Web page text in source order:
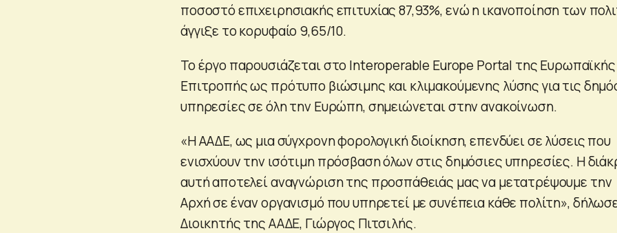
ποσοστό επιχειρησιακής επιτυχίας 87,93%, ενώ η ικανοποίηση των
άγγιξε το κορυφαίο 9,65/10.
Το έργο παρουσιάζεται στο Interoperable Europe Portal της Ευρωπαϊκής
Επιτροπής ως πρότυπο βιώσιμης και κλιμακούμενης λύσης για τις
υπηρεσίες σε όλη την Ευρώπη, σημειώνεται στην ανακοίνωση.
«Η ΑΑΔΕ, ως μια σύγχρονη φορολογική διοίκηση, επενδύει σε λύσεις που
ενισχύουν την ισότιμη πρόσβαση όλων στις δημόσιες υπηρεσίες. Η
αυτή αποτελεί αναγνώριση της προσπάθειάς μας να μετατρέψουμε την
Αρχή σε έναν οργανισμό που υπηρετεί με συνέπεια κάθε πολίτη»,
Διοικητής της ΑΑΔΕ, Γιώργος Πιτσιλής.